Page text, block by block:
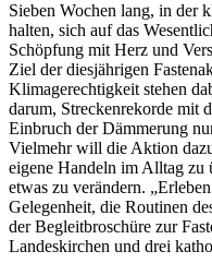
Sieben Wochen lang, in der
halten, sich auf das
Schöpfung mit Herz und
Ziel der diesjährigen
Klimagerechtigkeit stehen
darum, Streckenrekorde mit
Einbruch der Dämmerung
Vielmehr will die Aktion
eigene Handeln im Alltag zu
etwas zu verändern.
Gelegenheit, die Routinen
der Begleitbroschüre zur
Landeskirchen und drei